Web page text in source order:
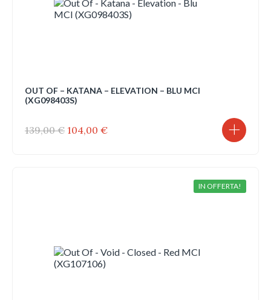
OUT OF – KATANA – ELEVATION – BLU MCI
(XG098403S)
139,00€ Il
104,00 €Il
IN OFFERTA!